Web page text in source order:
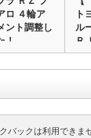
ロ ４輪ア
ント調整し
！
ト
ル
Ｒ
バックは利用できま